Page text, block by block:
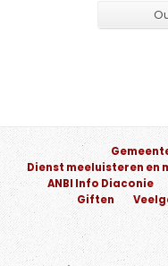
Dienst meeluisteren en
ANBI Info Diaconie
Giften